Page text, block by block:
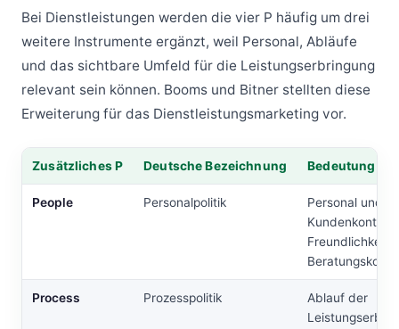
Bei Dienstleistungen werden die vier P häufig um drei
weitere Instrumente ergänzt, weil Personal, Abläufe
und das sichtbare Umfeld für die Leistungserbringung
relevant sein können. Booms und Bitner stellten diese
Erweiterung für das Dienstleistungsmarketing vor.
Tabelle: Zusätzliches P, Deutsche Bezeichnung, Bedeutung und
Zusätzliches P Deutsche Bezeichnung Bedeutung
People Personalpolitik
Personal und
Freundlichkeit
Process Prozesspolitik
Ablauf der